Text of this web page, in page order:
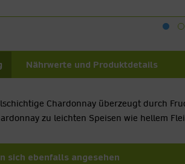
Nährwerte und Produktdetails
Chardonnay überzeugt durch
zu leichten Speisen wie hellem
sich ebenfalls angesehen